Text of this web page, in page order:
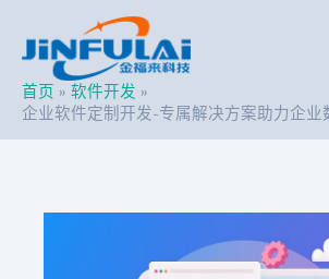
首页
软件开发
企业软件定制开发-专属解决方案助力企业
navigation